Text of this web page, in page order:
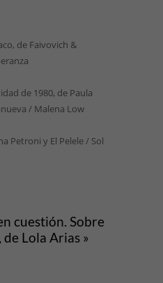
de Faivovich &
de 1980, de Paula
/ Malena Low
Petroni y El Pelele / Sol
cuestión. Sobre
de Lola Arias »